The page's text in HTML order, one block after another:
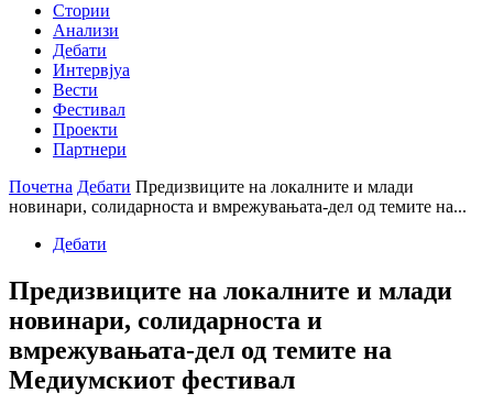
Стории
Анализи
Дебати
Интервјуа
Вести
Фестивал
Проекти
Партнери
Почетна Дебати Предизвиците на локалните и млади
новинари, солидарноста и вмрежувањата-дел од темите на...
Дебати
Предизвиците на локалните и млади
новинари, солидарноста и
вмрежувањата-дел од темите на
Медиумскиот фестивал